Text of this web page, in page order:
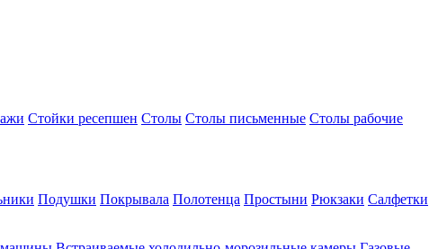
Стойки ресепшен Столы Столы письменные Столы рабочие
Подушки Покрывала Полотенца Простыни Рюкзаки Салфетки